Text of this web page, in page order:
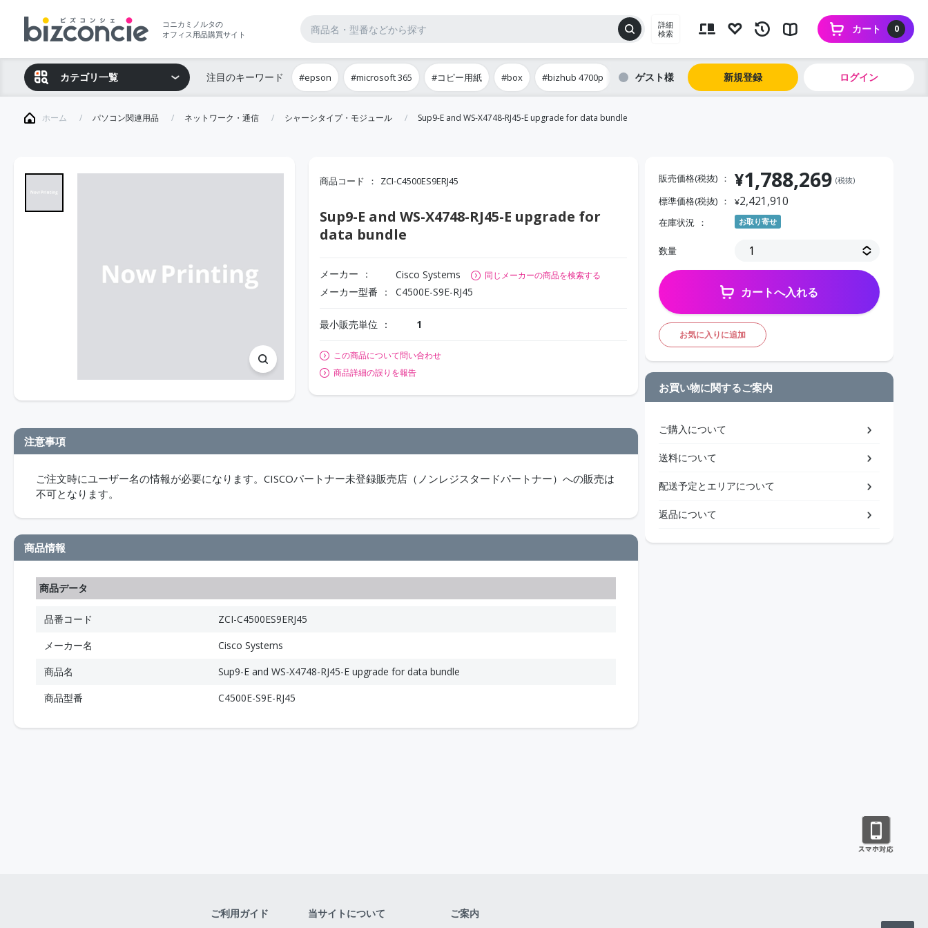
コニカミノルタの
オフィス用品購買サイト
詳細
検索
0
カート
カテゴリ一覧 注目のキーワード #epson #microsoft 365 #コピー用紙 #box #bizhub 4700p ゲスト 新規登録 ログイン
ホーム パソコン関連用品 ネットワーク・通信 シャーシタイプ・モジュール Sup9-E and WS-X4748-RJ45-E upgrade for data bundle
商品コード ZCI-C4500ES9ERJ45
Sup9-E and WS-X4748-RJ45-E upgrade for
data bundle
メーカー Cisco Systems 同じメーカーの商品を検索する
メーカー型番 C4500E-S9E-RJ45
最小販売単位 1
この商品について問い合わせ
商品詳細の誤りを報告
注意事項
ご注文時にユーザー名の情報が必要になります。CISCOパートナー未登録販売店（ノンレジスタードパートナー）への販売は
不可となります。
商品情報
商品データ
品番コード
ZCI-C4500ES9ERJ45
メーカー名
Cisco Systems
商品名
Sup9-E and WS-X4748-RJ45-E upgrade for data bundle
商品型番
C4500E-S9E-RJ45
販売価格(税抜) ¥1,788,269 (税抜)
標準価格(税抜) ¥2,421,910
在庫状況 お取り寄せ
数量
カートへ入れる
お気に入りに追加
お買い物に関するご案内
ご購入について
送料について
配送予定とエリアについて
返品について
ご利用ガイド 当サイトについて ご案内